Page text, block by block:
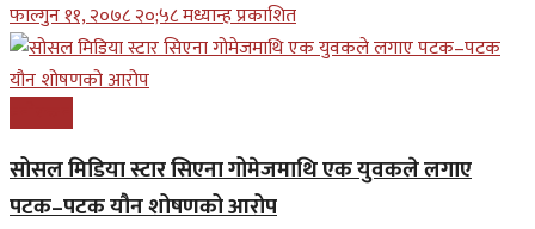
फाल्गुन ११, २०७८ २०;५८ मध्यान्ह प्रकाशित
सोसल मिडिया स्टार सिएना गोमेजमाथि एक युवकले लगाए
पटक–पटक यौन शोषणको आरोप